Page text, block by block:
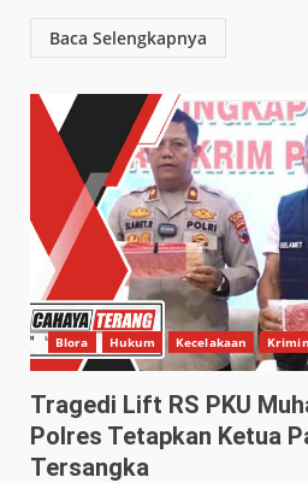
Baca Selengkapnya
Blora Hukum Kecelakaan
Tragedi Lift RS PKU
Polres Tetapkan Ketua
Tersangka